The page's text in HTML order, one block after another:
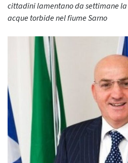
cittadini lamentano da settimane
acque torbide nel fiume Sarno